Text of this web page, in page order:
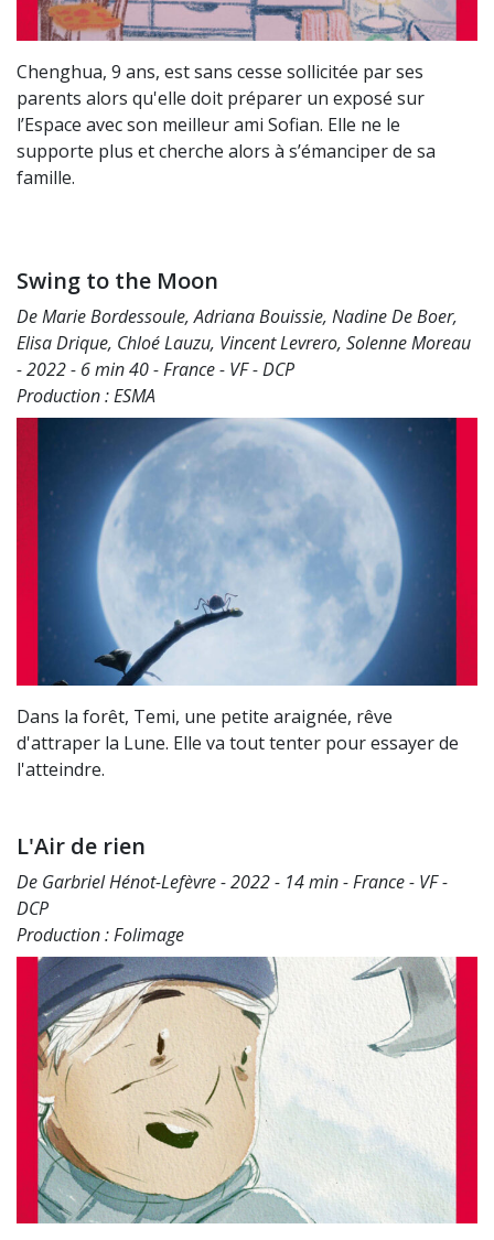
Chenghua, 9 ans, est sans cesse sollicitée par ses
parents alors qu'elle doit préparer un exposé sur
l’Espace avec son meilleur ami Sofian. Elle ne le
supporte plus et cherche alors à s’émanciper de sa
famille.
Swing to the Moon
De Marie Bordessoule, Adriana Bouissie, Nadine De Boer,
Elisa Drique, Chloé Lauzu, Vincent Levrero, Solenne Moreau
- 2022 - 6 min 40 - France - VF - DCP
Production : ESMA
Dans la forêt, Temi, une petite araignée, rêve
d'attraper la Lune. Elle va tout tenter pour essayer de
l'atteindre.
L'Air de rien
De Garbriel Hénot-Lefèvre - 2022 - 14 min - France - VF -
DCP
Production : Folimage